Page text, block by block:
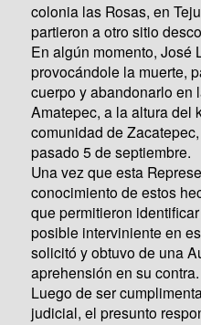
colonia las Rosas, en
partieron a otro sitio
En algún momento, José
provocándole la muerte,
cuerpo y abandonarlo en
Amatepec, a la altura del
comunidad de
pasado 5 de septiembre.
Una vez que esta
conocimiento de estos
que permitieron identificar
posible interviniente en
solicitó y obtuvo de una
aprehensión en su contra.
Luego de ser
judicial, el presunto